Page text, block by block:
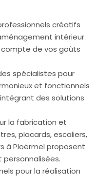
créatifs
intérieur
de vos goûts
spécialistes pour
et fonctionnels
des solutions
la fabrication et
placards, escaliers,
à Ploërmel proposent
pour la réalisation